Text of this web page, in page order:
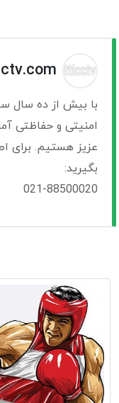
با بیش از ده سال
امنیتی و حفاظتی
عزیز هستیم. برای
بگیرید:
021-88500020